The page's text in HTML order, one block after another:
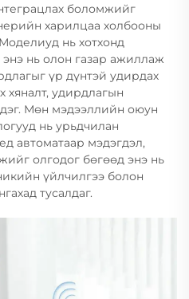
боломжийг
харилцаа холбооны
нь хотхонд
нь олон газар ажиллаж
үр дүнтэй удирдах
хяналт, удирдлагын
Мөн мэдээллийн оюун
нь урьдчилан
автоматаар мэдэгдэл,
олгодог бөгөөд энэ нь
үйлчилгээ болон
тусалдаг.